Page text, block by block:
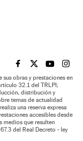
EL PAÍS BRASIL EN
EL PAÍSEL PAÍS
EL
sus obras y prestaciones en
32.1 del TRLPI;
distribución y
temas de actualidad
una reserva expresa
accesibles desde
medios que resulten
del Real Decreto - ley